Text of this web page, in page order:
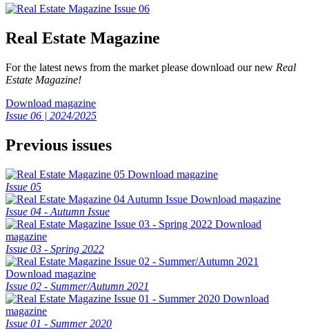
Real Estate Magazine
For the latest news from the market please download our new Real
Estate Magazine!
Download magazine
Issue 06 | 2024/2025
Previous issues
Download magazine
Issue 05
Download magazine
Issue 04 - Autumn Issue
Download
magazine
Issue 03 - Spring 2022
Download magazine
Issue 02 - Summer/Autumn 2021
Download
magazine
Issue 01 - Summer 2020